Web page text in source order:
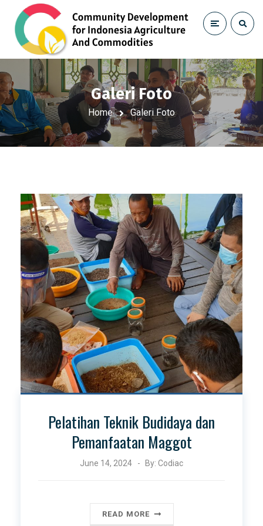
Galeri Foto
Home Galeri Foto
Pelatihan Teknik Budidaya dan
Pemanfaatan Maggot
June 14, 2024 By: Codiac
READ MORE